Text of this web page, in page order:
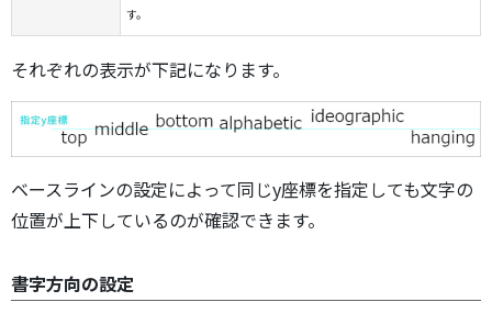
す。
それぞれの表示が下記になります。
ベースラインの設定によって同じy座標を指定しても文字の
位置が上下しているのが確認できます。
書字方向の設定